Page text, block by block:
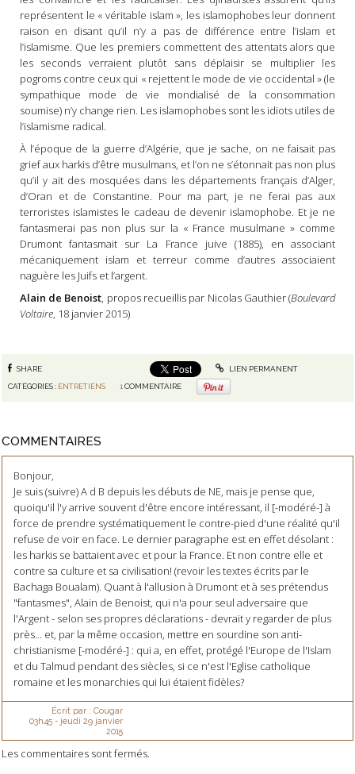
représentent le « véritable islam », les islamophobes leur donnent
raison en disant qu’il n’y a pas de différence entre l’islam et
l’islamisme. Que les premiers commettent des attentats alors que
les seconds verraient plutôt sans déplaisir se multiplier les
pogroms contre ceux qui « rejettent le mode de vie occidental » (le
sympathique mode de vie mondialisé de la consommation
soumise) n’y change rien. Les islamophobes sont les idiots utiles de
l’islamisme radical.
À l’époque de la guerre d’Algérie, que je sache, on ne faisait pas
grief aux harkis d’être musulmans, et l’on ne s’étonnait pas non plus
qu’il y ait des mosquées dans les départements français d’Alger,
d’Oran et de Constantine. Pour ma part, je ne ferai pas aux
terroristes islamistes le cadeau de devenir islamophobe. Et je ne
fantasmerai pas non plus sur la « France musulmane » comme
Drumont fantasmait sur La France juive (1885), en associant
mécaniquement islam et terreur comme d’autres associaient
naguère les Juifs et l’argent.
Alain de Benoist, propos recueillis par Nicolas Gauthier (Boulevard
Voltaire, 18 janvier 2015)
SHARE
LIEN PERMANENT
CATÉGORIES : ENTRETIENS 1 COMMENTAIRE
COMMENTAIRES
Bonjour,
Je suis (suivre) A d B depuis les débuts de NE, mais je pense que,
quoiqu'il l'y arrive souvent d'être encore intéressant, il [-modéré-] à
force de prendre systématiquement le contre-pied d'une réalité qu'il
refuse de voir en face. Le dernier paragraphe est en effet désolant :
les harkis se battaient avec et pour la France. Et non contre elle et
contre sa culture et sa civilisation! (revoir les textes écrits par le
Bachaga Boualam). Quant à l'allusion à Drumont et à ses prétendus
"fantasmes", Alain de Benoist, qui n'a pour seul adversaire que
l'Argent - selon ses propres déclarations - devrait y regarder de plus
près... et, par la même occasion, mettre en sourdine son anti-
christianisme [-modéré-] : qui a, en effet, protégé l'Europe de l'Islam
et du Talmud pendant des siècles, si ce n'est l'Eglise catholique
romaine et les monarchies qui lui étaient fidèles?
Écrit par : Cougar
03h45- jeudi 29 janvier
2015
Les commentaires sont fermés.